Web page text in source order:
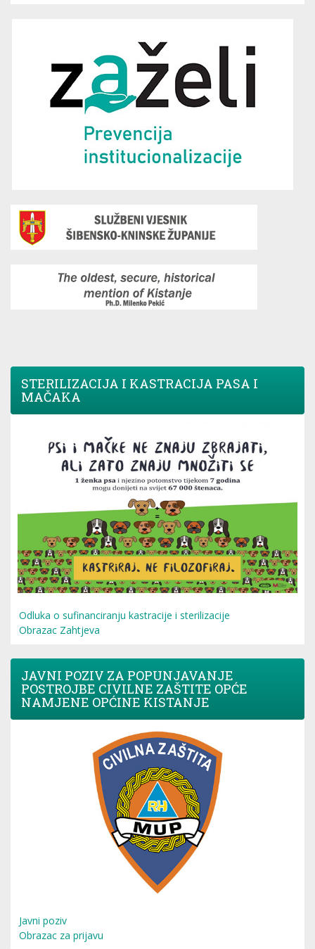
STERILIZACIJA I KASTRACIJA PASA I
MAČAKA
Odluka o sufinanciranju kastracije i sterilizacije
Obrazac Zahtjeva
JAVNI POZIV ZA POPUNJAVANJE
POSTROJBE CIVILNE ZAŠTITE OPĆE
NAMJENE OPĆINE KISTANJE
Javni poziv
Obrazac za prijavu